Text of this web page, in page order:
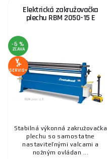
Elektrická zakružovačka
plechu RBM 2050-15 E
-6 %
ZĽAVA
SERVIS+
Stabilná výkonná zakružovačka
plechu so samostatne
nastaviteľnými valcami a
nožným ovládan ...